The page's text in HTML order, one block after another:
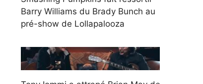
Barry Williams du Brady Bunch au
pré-show de Lollapalooza